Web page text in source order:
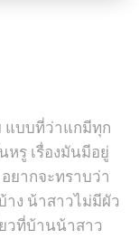
แบบที่ว่าแกมีทุก
หรู เรื่องมันมีอยู่
ยากจะทราบว่า
าง น้าสาวไม่มีผัว
วที่บ้านน้าสาว